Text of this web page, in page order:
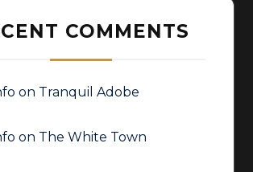
COMMENTS
on Tranquil Adobe
on The White Town